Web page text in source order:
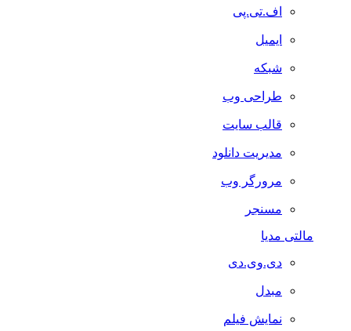
اف.تی.پی
ایمیل
شبکه
طراحی وب
قالب سایت
مدیریت دانلود
مرورگر وب
مسنجر
مالتی مدیا
دی.وی.دی
مبدل
نمایش فیلم